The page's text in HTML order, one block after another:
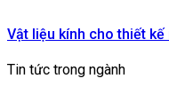
Vật liệu kính cho thiết
Tin tức trong ngành